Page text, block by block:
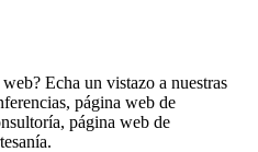
Echa un vistazo a nuestras
, página web de
, página web de
.